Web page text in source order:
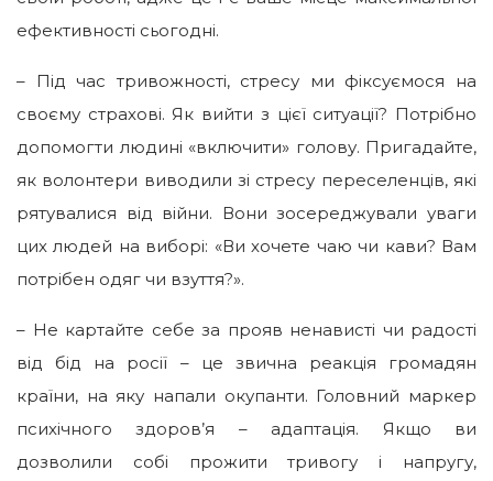
ефективності сьогодні.
– Під час тривожності, стресу ми фіксуємося на
своєму страхові. Як вийти з цієї ситуації? Потрібно
допомогти людині «включити» голову. Пригадайте,
як волонтери виводили зі стресу переселенців, які
рятувалися від війни. Вони зосереджували уваги
цих людей на виборі: «Ви хочете чаю чи кави? Вам
потрібен одяг чи взуття?».
– Не картайте себе за прояв ненависті чи радості
від бід на росії – це звична реакція громадян
країни, на яку напали окупанти. Головний маркер
психічного здоров’я – адаптація. Якщо ви
дозволили собі прожити тривогу і напругу,